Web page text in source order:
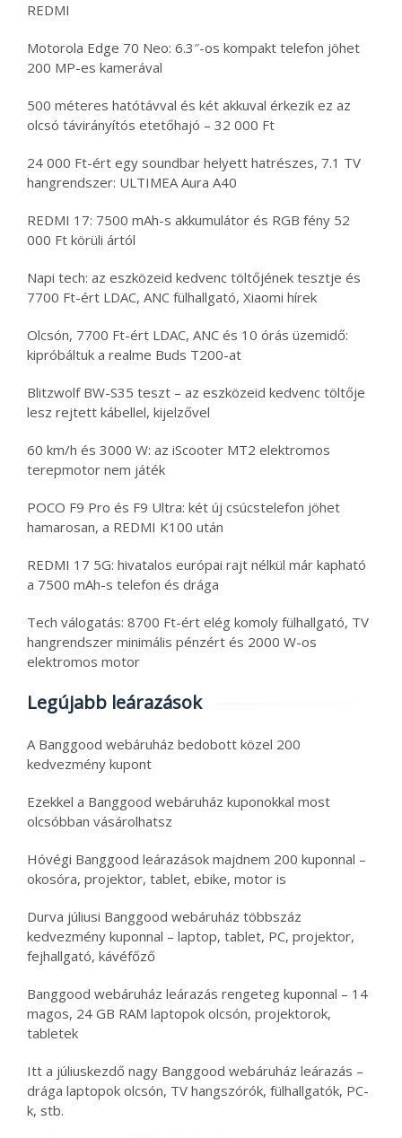
REDMI
Motorola Edge 70 Neo: 6.3″-os kompakt telefon jöhet
200 MP-es kamerával
500 méteres hatótávval és két akkuval érkezik ez az
olcsó távirányítós etetőhajó – 32 000 Ft
24 000 Ft-ért egy soundbar helyett hatrészes, 7.1 TV
hangrendszer: ULTIMEA Aura A40
REDMI 17: 7500 mAh-s akkumulátor és RGB fény 52
000 Ft körüli ártól
Napi tech: az eszközeid kedvenc töltőjének tesztje és
7700 Ft-ért LDAC, ANC fülhallgató, Xiaomi hírek
Olcsón, 7700 Ft-ért LDAC, ANC és 10 órás üzemidő:
kipróbáltuk a realme Buds T200-at
Blitzwolf BW-S35 teszt – az eszközeid kedvenc töltője
lesz rejtett kábellel, kijelzővel
60 km/h és 3000 W: az iScooter MT2 elektromos
terepmotor nem játék
POCO F9 Pro és F9 Ultra: két új csúcstelefon jöhet
hamarosan, a REDMI K100 után
REDMI 17 5G: hivatalos európai rajt nélkül már kapható
a 7500 mAh-s telefon és drága
Tech válogatás: 8700 Ft-ért elég komoly fülhallgató, TV
hangrendszer minimális pénzért és 2000 W-os
elektromos motor
Legújabb leárazások
A Banggood webáruház bedobott közel 200
kedvezmény kupont
Ezekkel a Banggood webáruház kuponokkal most
olcsóbban vásárolhatsz
Hóvégi Banggood leárazások majdnem 200 kuponnal –
okosóra, projektor, tablet, ebike, motor is
Durva júliusi Banggood webáruház többszáz
kedvezmény kuponnal – laptop, tablet, PC, projektor,
fejhallgató, kávéfőző
Banggood webáruház leárazás rengeteg kuponnal – 14
magos, 24 GB RAM laptopok olcsón, projektorok,
tabletek
Itt a júliuskezdő nagy Banggood webáruház leárazás –
drága laptopok olcsón, TV hangszórók, fülhallgatók, PC-
k, stb.